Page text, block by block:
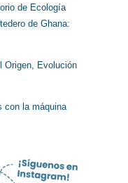
de Ecología
de Ghana:
Origen, Evolución
con la máquina